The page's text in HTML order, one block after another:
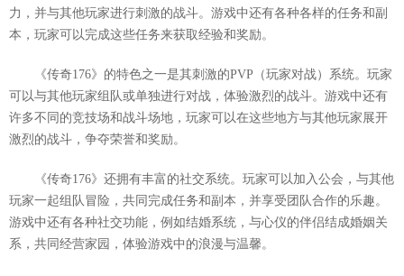
力，并与其他玩家进行刺激的战斗。游戏中还有各种各样的任务和副
本，玩家可以完成这些任务来获取经验和奖励。
《传奇176》的特色之一是其刺激的PVP（玩家对战）系统。玩家
可以与其他玩家组队或单独进行对战，体验激烈的战斗。游戏中还有
许多不同的竞技场和战斗场地，玩家可以在这些地方与其他玩家展开
激烈的战斗，争夺荣誉和奖励。
《传奇176》还拥有丰富的社交系统。玩家可以加入公会，与其他
玩家一起组队冒险，共同完成任务和副本，并享受团队合作的乐趣。
游戏中还有各种社交功能，例如结婚系统，与心仪的伴侣结成婚姻关
系，共同经营家园，体验游戏中的浪漫与温馨。